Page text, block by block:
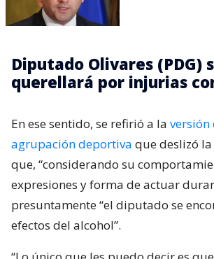
Diputado Olivares (PDG)
querellará por injurias
En ese sentido, se refirió a la versión
agrupación deportiva que deslizó
que, “considerando su
expresiones y forma de actuar
presuntamente “el diputado se
efectos del alcohol”.